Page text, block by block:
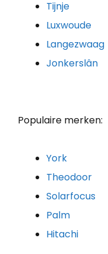
Tijnje
Luxwoude
Langezwaag
Jonkerslân
Populaire merken:
York
Theodoor
Solarfocus
Palm
Hitachi